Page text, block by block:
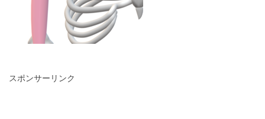
スポンサーリンク